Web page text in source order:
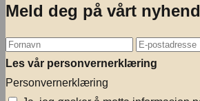
Meld deg på vårt
Les vår personvernerklæring
Personvernerklæring